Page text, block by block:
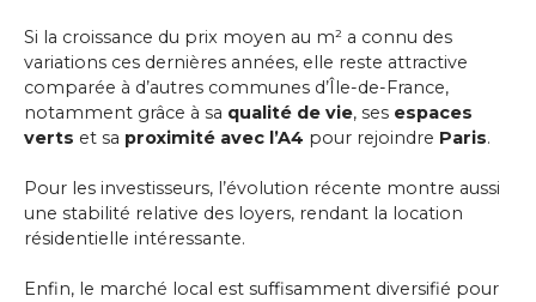
Si la croissance du prix moyen au m² a connu des
variations ces dernières années, elle reste attractive
comparée à d’autres communes d’Île-de-France,
notamment grâce à sa qualité de vie, ses espaces
verts et sa proximité avec l’A4 pour rejoindre Paris.
Pour les investisseurs, l’évolution récente montre aussi
une stabilité relative des loyers, rendant la location
résidentielle intéressante.
Enfin, le marché local est suffisamment diversifié pour